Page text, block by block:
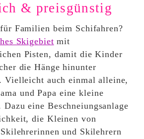
& preisgünstig
Familien beim Schifahren?
Skigebiet mit
Pisten, damit die Kinder
die Hänge hinunter
Vielleicht auch einmal alleine,
und Papa eine kleine
eine Beschneiungsanlage
die Kleinen von
und Skilehrern